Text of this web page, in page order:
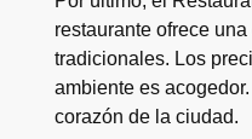
restaurante ofrece
tradicionales. Los
ambiente es
corazón de la ciudad.